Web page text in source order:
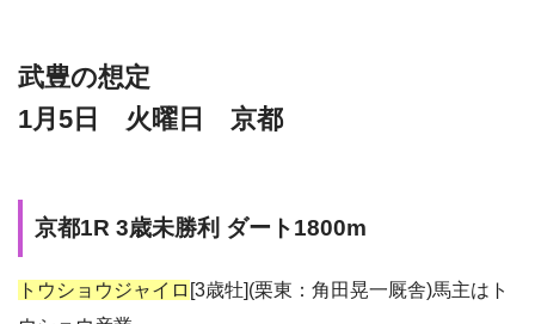
武豊の想定
1月5日 火曜日 京都
京都1R 3歳未勝利 ダート1800m
トウショウジャイロ [3歳牡](栗東：角田晃一厩舎)馬主はト